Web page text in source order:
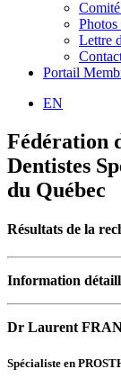
Lettre
Portail
EN
Fédération
Dentistes
du Québec
Résultats de la
Information
Dr Laurent
Spécialiste en